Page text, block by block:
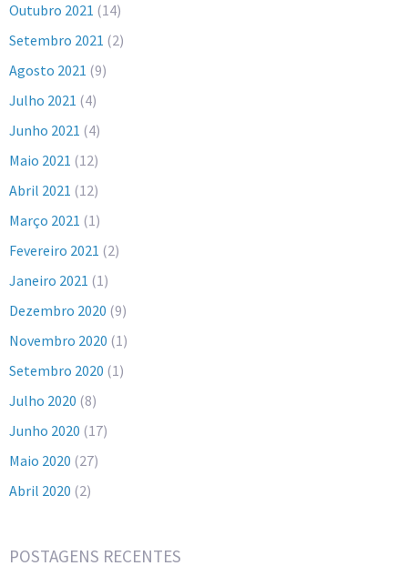
Outubro 2021 (14)
Setembro 2021 (2)
Agosto 2021 (9)
Julho 2021 (4)
Junho 2021 (4)
Maio 2021 (12)
Abril 2021 (12)
Março 2021 (1)
Fevereiro 2021 (2)
Janeiro 2021 (1)
Dezembro 2020 (9)
Novembro 2020 (1)
Setembro 2020 (1)
Julho 2020 (8)
Junho 2020 (17)
Maio 2020 (27)
Abril 2020 (2)
POSTAGENS RECENTES